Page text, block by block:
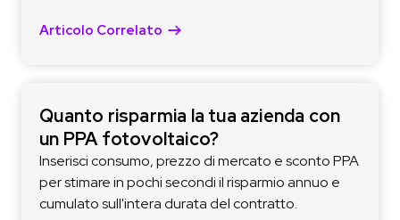
Articolo Correlato
Quanto risparmia la tua azienda con
un PPA fotovoltaico?
Inserisci consumo, prezzo di mercato e sconto PPA
per stimare in pochi secondi il risparmio annuo e
cumulato sull'intera durata del contratto.